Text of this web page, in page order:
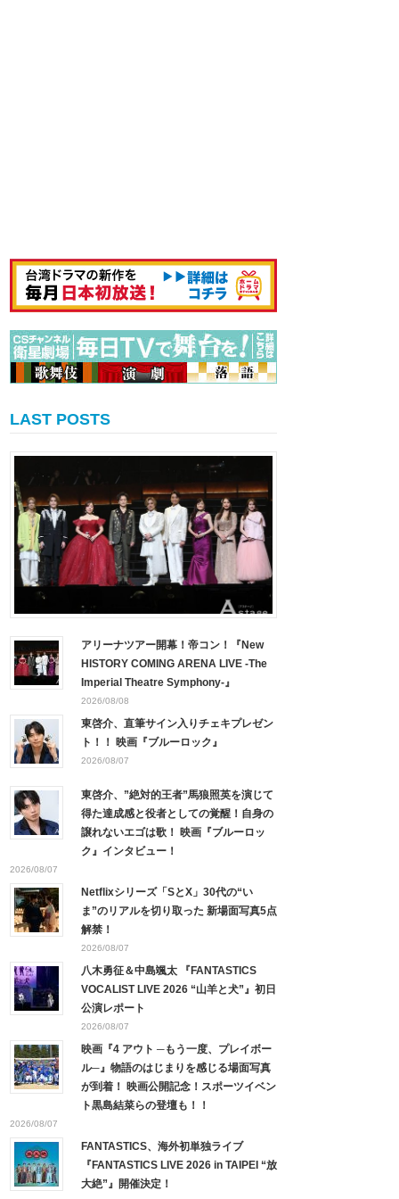
LAST POSTS
アリーナツアー開幕！帝コン！『New
HISTORY COMING ARENA LIVE -The
Imperial Theatre Symphony-』
2026/08/08
東啓介、直筆サイン入りチェキプレゼン
ト！！ 映画『ブルーロック』
2026/08/07
東啓介、”絶対的王者”馬狼照英を演じて
得た達成感と役者としての覚醒！自身の
譲れないエゴは歌！ 映画『ブルーロッ
ク』インタビュー！
2026/08/07
Netflixシリーズ「SとX」30代の“い
ま”のリアルを切り取った 新場面写真5点
解禁！
2026/08/07
八木勇征＆中島颯太 『FANTASTICS
VOCALIST LIVE 2026 “山羊と犬”』初日
公演レポート
2026/08/07
映画『4 アウト ─もう一度、プレイボー
ル─』物語のはじまりを感じる場面写真
が到着！ 映画公開記念！スポーツイベン
ト黒島結菜らの登壇も！！
2026/08/07
FANTASTICS、海外初単独ライブ
『FANTASTICS LIVE 2026 in TAIPEI “放
大絶”』開催決定！